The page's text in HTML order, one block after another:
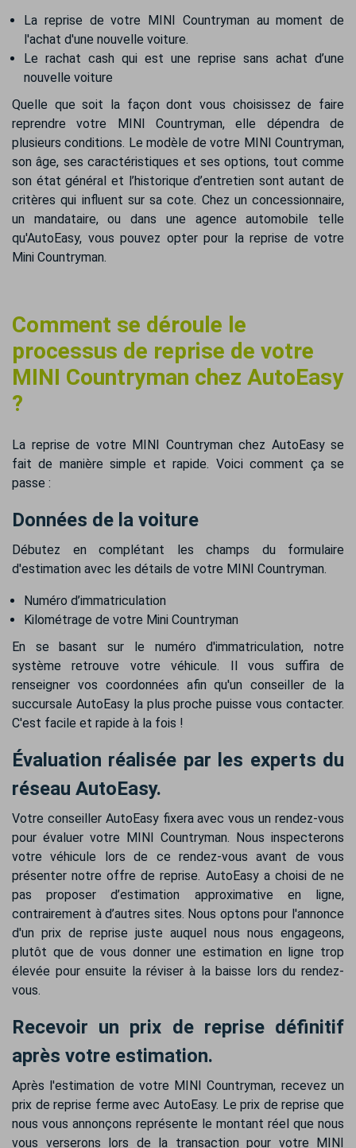
La reprise de votre MINI Countryman au moment de
l'achat d'une nouvelle voiture.
Le rachat cash qui est une reprise sans achat d’une
nouvelle voiture
Quelle que soit la façon dont vous choisissez de faire
reprendre votre MINI Countryman, elle dépendra de
plusieurs conditions. Le modèle de votre MINI Countryman,
son âge, ses caractéristiques et ses options, tout comme
son état général et l’historique d’entretien sont autant de
critères qui influent sur sa cote. Chez un concessionnaire,
un mandataire, ou dans une agence automobile telle
qu'AutoEasy, vous pouvez opter pour la reprise de votre
Mini Countryman.
Comment se déroule le
processus de reprise de votre
MINI Countryman chez AutoEasy
?
La reprise de votre MINI Countryman chez AutoEasy se
fait de manière simple et rapide. Voici comment ça se
passe :
Données de la voiture
Débutez en complétant les champs du formulaire
d'estimation avec les détails de votre MINI Countryman.
Numéro d’immatriculation
Kilométrage de votre Mini Countryman
En se basant sur le numéro d'immatriculation, notre
système retrouve votre véhicule. Il vous suffira de
renseigner vos coordonnées afin qu'un conseiller de la
succursale AutoEasy la plus proche puisse vous contacter.
C'est facile et rapide à la fois !
Évaluation réalisée par les experts du
réseau AutoEasy.
Votre conseiller AutoEasy fixera avec vous un rendez-vous
pour évaluer votre MINI Countryman. Nous inspecterons
votre véhicule lors de ce rendez-vous avant de vous
présenter notre offre de reprise. AutoEasy a choisi de ne
pas proposer d’estimation approximative en ligne,
contrairement à d’autres sites. Nous optons pour l'annonce
d'un prix de reprise juste auquel nous nous engageons,
plutôt que de vous donner une estimation en ligne trop
élevée pour ensuite la réviser à la baisse lors du rendez-
vous.
Recevoir un prix de reprise définitif
après votre estimation.
Après l'estimation de votre MINI Countryman, recevez un
prix de reprise ferme avec AutoEasy. Le prix de reprise que
nous vous annonçons représente le montant réel que nous
vous verserons lors de la transaction pour votre MINI